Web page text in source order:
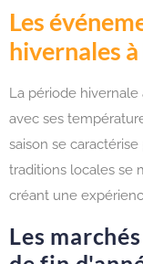
Les
hivernales
La période
avec ses
saison se
traditions locales se
créant une
Les